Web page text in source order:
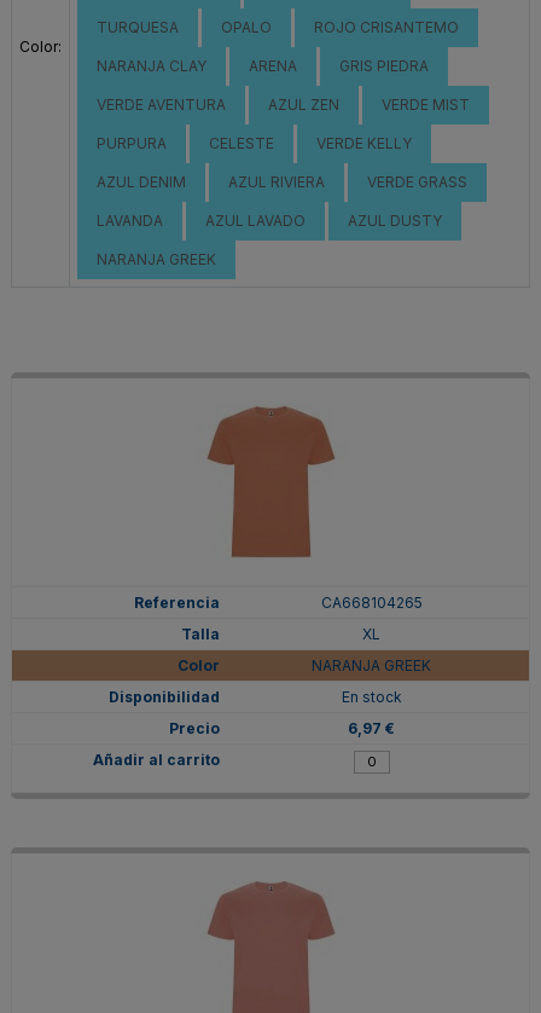
Color:
TURQUESA OPALO ROJO CRISANTEMO
NARANJA CLAY ARENA GRIS PIEDRA
VERDE AVENTURA AZUL ZEN VERDE MIST
PURPURA CELESTE VERDE KELLY
AZUL DENIM AZUL RIVIERA VERDE GRASS
LAVANDA AZUL LAVADO AZUL DUSTY
NARANJA GREEK
CA668104265
XL
NARANJA GREEK
En stock
6,97 €